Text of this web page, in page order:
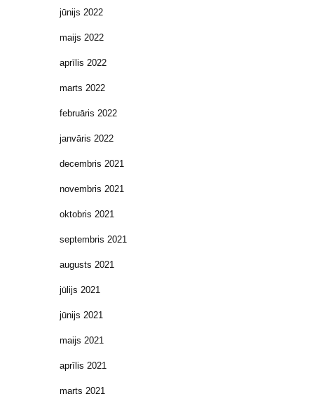
jūnijs 2022
maijs 2022
aprīlis 2022
marts 2022
februāris 2022
janvāris 2022
decembris 2021
novembris 2021
oktobris 2021
septembris 2021
augusts 2021
jūlijs 2021
jūnijs 2021
maijs 2021
aprīlis 2021
marts 2021